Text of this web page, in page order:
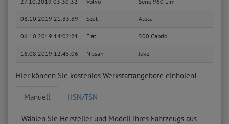
08.10.2019 21:33:39 Seat Ateca
06.10.2019 14:02:21 Fiat 500 Cabrio
16.08.2019 12:45:06 Nissan Juke
Hier können Sie kostenlos Werkstattangebote einholen!
Manuell HSN/TSN
Wählen Sie Hersteller und Modell Ihres Fahrzeugs aus